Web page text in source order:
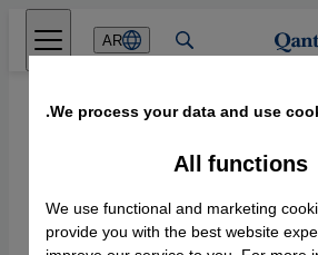
AR
·
25.08.2004
الغرب إلى أحلام
We process your data and use
All functions
We use functional and marketing
provide you with the best website